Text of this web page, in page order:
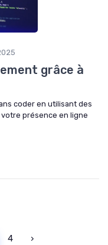
grâce à
coder en utilisant des
présence en ligne
4 ›